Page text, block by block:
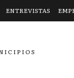
ENTREVISTAS